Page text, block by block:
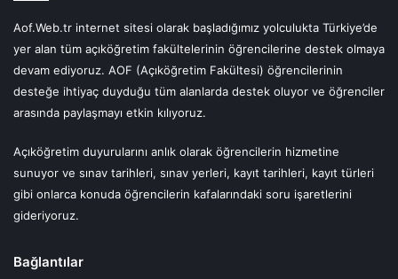
Aof.Web.tr internet sitesi olarak başladığımız yolculukta Türkiye’de
yer alan tüm açıköğretim fakültelerinin öğrencilerine destek olmaya
devam ediyoruz. AOF (Açıköğretim Fakültesi) öğrencilerinin
desteğe ihtiyaç duyduğu tüm alanlarda destek oluyor ve öğrenciler
arasında paylaşmayı etkin kılıyoruz.
Açıköğretim duyurularını anlık olarak öğrencilerin hizmetine
sunuyor ve sınav tarihleri, sınav yerleri, kayıt tarihleri, kayıt türleri
gibi onlarca konuda öğrencilerin kafalarındaki soru işaretlerini
gideriyoruz.
Bağlantılar